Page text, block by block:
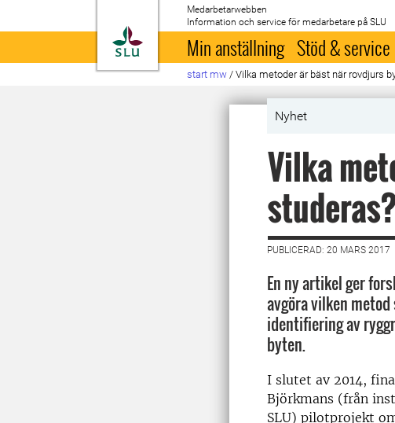
Till startsida
Medarbetarwebben
Information och service för medarbetare på SLU
Min anställning Stöd & service
start mw / Vilka metoder är bäst när rovdjurs
Nyhet
Vilka
PUBLICERAD: 20 MARS 2017
En ny artikel ger
avgöra vilken
identifiering av
byten.
I slutet av 2014,
Björkmans (från
SLU) pilotprojekt